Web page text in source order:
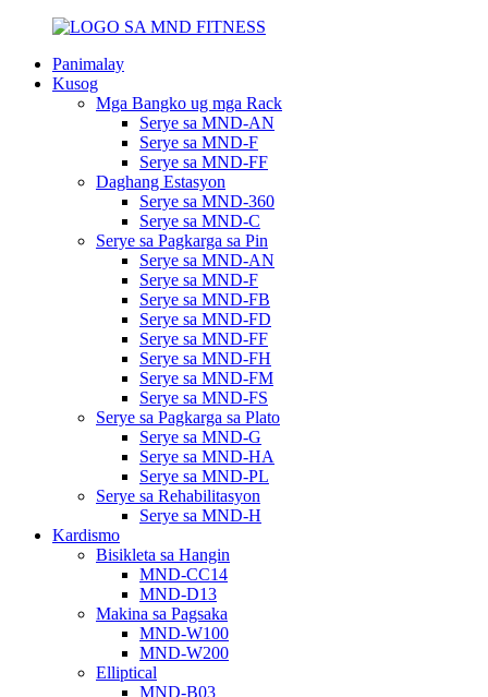
Panimalay
Kusog
Mga Bangko ug mga Rack
Serye sa MND-AN
Serye sa MND-F
Serye sa MND-FF
Daghang Estasyon
Serye sa MND-360
Serye sa MND-C
Serye sa Pagkarga sa Pin
Serye sa MND-AN
Serye sa MND-F
Serye sa MND-FB
Serye sa MND-FD
Serye sa MND-FF
Serye sa MND-FH
Serye sa MND-FM
Serye sa MND-FS
Serye sa Pagkarga sa Plato
Serye sa MND-G
Serye sa MND-HA
Serye sa MND-PL
Serye sa Rehabilitasyon
Serye sa MND-H
Kardismo
Bisikleta sa Hangin
MND-CC14
MND-D13
Makina sa Pagsaka
MND-W100
MND-W200
Elliptical
MND-B03